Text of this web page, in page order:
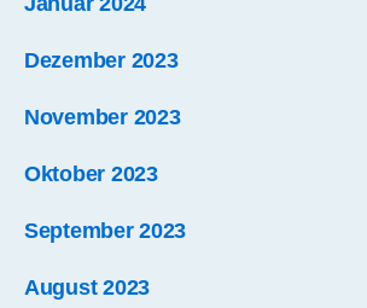
Dezember 2023
November 2023
Oktober 2023
September 2023
August 2023